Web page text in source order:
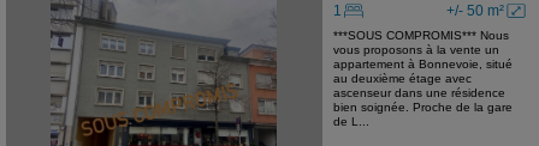
+/- 50 m²
1
***SOUS COMPROMIS*** Nous
vous proposons à la vente un
appartement à Bonnevoie, situé
au deuxième étage avec
ascenseur dans une résidence
bien soignée. Proche de la gare
de L...